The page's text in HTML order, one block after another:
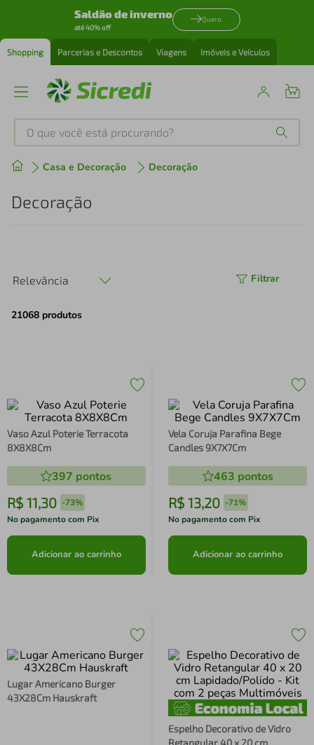
Saldão de inverno
até 40% off
Quero
Shopping Parcerias e Descontos Viagens Imóveis e Veículos
O que você está procurando?
Casa e Decoração Decoração
Decoração
Relevância Filtrar
21068 produtos
Vaso Azul Poterie Terracota
8X8X8Cm
397 pontos
R$ 11,30 -73%
No pagamento com Pix
Adicionar ao carrinho
Vela Coruja Parafina Bege
Candles 9X7X7Cm
463 pontos
R$ 13,20 -71%
No pagamento com Pix
Adicionar ao carrinho
Lugar Americano Burger
43X28Cm Hauskraft
Espelho Decorativo de Vidro
Retangular 40 x 20 cm
Produtos mais buscados
tenis
º perfume
4 º air fryer